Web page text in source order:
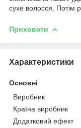
сухе волосся. Потім
Приховати
Характеристики
Основні
Виробник
Країна виробник
Додатковий ефект